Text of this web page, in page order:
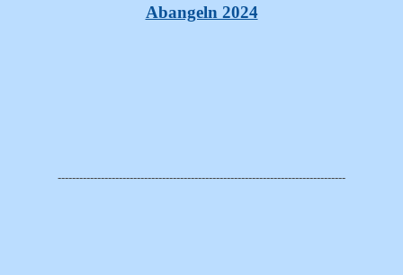
Abangeln 2024
--------------------------------------------------------------------------------